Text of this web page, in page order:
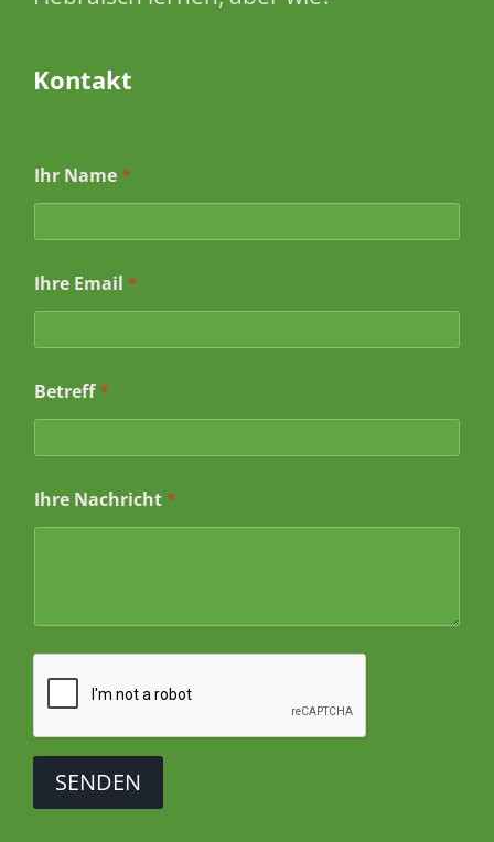
Kontakt
Ihr Name *
Ihre Email *
Betreff*
*
*
Ihre Nachricht *
SENDEN